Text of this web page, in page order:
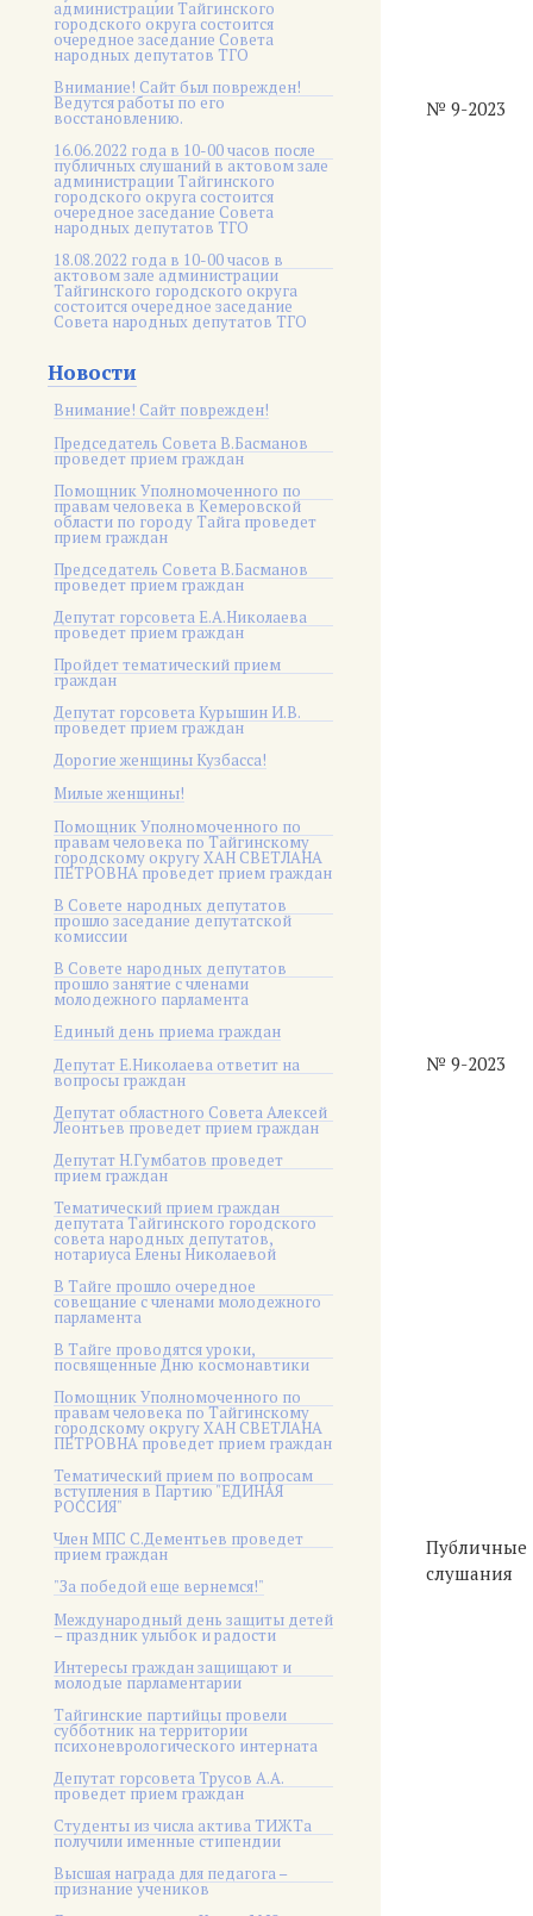
администрации Тайгинского
городского округа состоится
очередное заседание Совета
народных депутатов ТГО
Внимание! Сайт был поврежден!
Ведутся работы по его
восстановлению.
16.06.2022 года в 10-00 часов после
публичных слушаний в актовом зале
администрации Тайгинского
городского округа состоится
очередное заседание Совета
народных депутатов ТГО
18.08.2022 года в 10-00 часов в
актовом зале администрации
Тайгинского городского округа
состоится очередное заседание
Совета народных депутатов ТГО
Новости
Внимание! Сайт поврежден!
Председатель Совета В.Басманов
проведет прием граждан
Помощник Уполномоченного по
правам человека в Кемеровской
области по городу Тайга проведет
прием граждан
Председатель Совета В.Басманов
проведет прием граждан
Депутат горсовета Е.А.Николаева
проведет прием граждан
Пройдет тематический прием
граждан
Депутат горсовета Курышин И.В.
проведет прием граждан
Дорогие женщины Кузбасса!
Милые женщины!
Помощник Уполномоченного по
правам человека по Тайгинскому
городскому округу ХАН СВЕТЛАНА
ПЕТРОВНА проведет прием граждан
В Совете народных депутатов
прошло заседание депутатской
комиссии
В Совете народных депутатов
прошло занятие с членами
молодежного парламента
Единый день приема граждан
Депутат Е.Николаева ответит на
вопросы граждан
Депутат областного Совета Алексей
Леонтьев проведет прием граждан
Депутат Н.Гумбатов проведет
прием граждан
Тематический прием граждан
депутата Тайгинского городского
совета народных депутатов,
нотариуса Елены Николаевой
В Тайге прошло очередное
совещание с членами молодежного
парламента
В Тайге проводятся уроки,
посвященные Дню космонавтики
Помощник Уполномоченного по
правам человека по Тайгинскому
городскому округу ХАН СВЕТЛАНА
ПЕТРОВНА проведет прием граждан
Тематический прием по вопросам
вступления в Партию "ЕДИНАЯ
РОССИЯ"
Член МПС С.Дементьев проведет
прием граждан
"За победой еще вернемся!"
Международный день защиты детей
– праздник улыбок и радости
Интересы граждан защищают и
молодые парламентарии
Тайгинские партийцы провели
субботник на территории
психоневрологического интерната
Депутат горсовета Трусов А.А.
проведет прием граждан
Студенты из числа актива ТИЖТа
получили именные стипендии
Высшая награда для педагога –
признание учеников
№ 9-2023
№ 9-2023
Публичные
слушания